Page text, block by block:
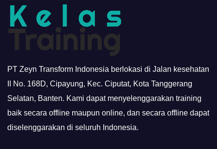
PT Zeyn Transform Indonesia berlokasi di Jalan kesehatan
II No. 168D, Cipayung, Kec. Ciputat, Kota Tanggerang
Selatan, Banten. Kami dapat menyelenggarakan training
baik secara offline maupun online, dan secara offline dapat
diselenggarakan di seluruh Indonesia.